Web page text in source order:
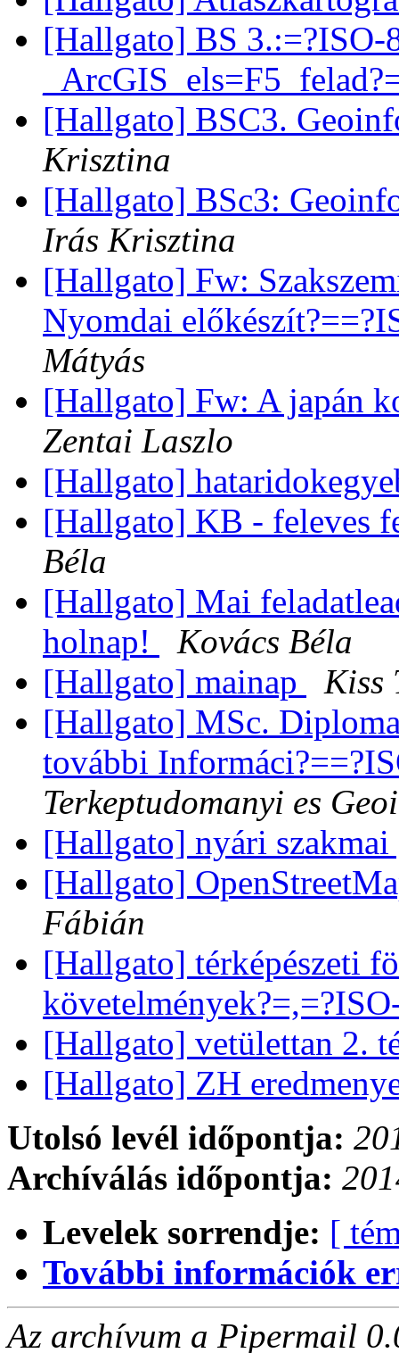
[Hallgato] BS 3.:=?ISO-
[Hallgato] BSC3.
Krisztina
[Hallgato] BSc3:
Irás Krisztina
[Hallgato] Fw:
Nyomdai
Mátyás
[Hallgato] Fw: A japán
Zentai Laszlo
[Hallgato]
[Hallgato] KB - feleves
Béla
[Hallgato] Mai
holnap!
Kovács Béla
[Hallgato] mainap
Kiss
[Hallgato] MSc.
további
Terkeptudomanyi es
[Hallgato] nyári
[Hallgato]
Fábián
[Hallgato] térképészeti
[Hallgato] vetülettan 2.
[Hallgato] ZH
Utolsó levél időpontja:
Archíválás időpontja:
Levelek sorrendje: [
További információk
Az archívum a Pipermail